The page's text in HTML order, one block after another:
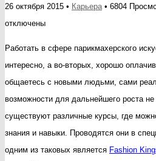
26 октября 2015 • Карьера • 6804
отключены
Работать в сфере парикмахерского
интересно, а во-вторых, хорошо
общаетесь с новыми людьми, сами
возможности для дальнейшего роста
существуют различные курсы, где
знания и навыки. Проводятся они в
одним из таковых является Fashion